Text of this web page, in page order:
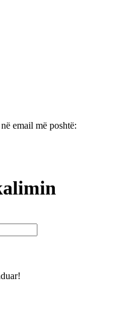
email më poshtë: